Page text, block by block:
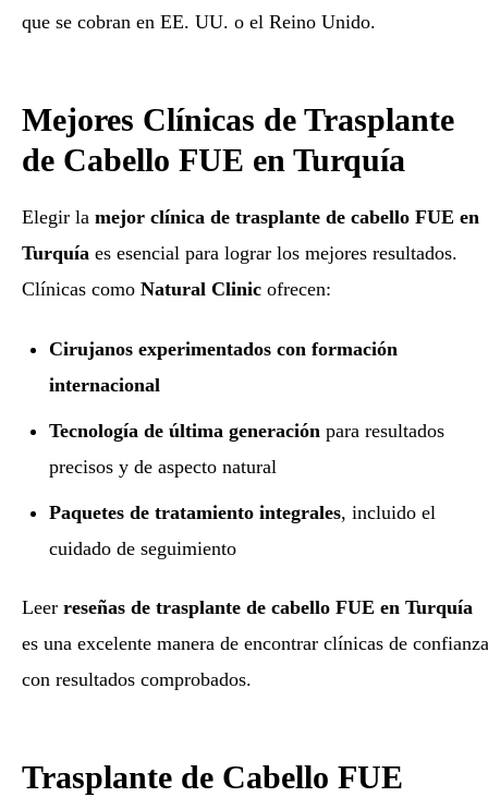
que se cobran en EE. UU. o el Reino Unido.
Mejores Clínicas de Trasplante
de Cabello FUE en Turquía
Elegir la mejor clínica de trasplante de cabello FUE en
Turquía es esencial para lograr los mejores resultados.
Clínicas como Natural Clinic ofrecen:
Cirujanos experimentados con formación
internacional
Tecnología de última generación para resultados
precisos y de aspecto natural
Paquetes de tratamiento integrales, incluido el
cuidado de seguimiento
Leer reseñas de trasplante de cabello FUE en Turquía
es una excelente manera de encontrar clínicas de confianza
con resultados comprobados.
Trasplante de Cabello FUE